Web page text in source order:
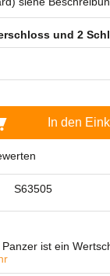
und 2
In den
S63505
ist ein